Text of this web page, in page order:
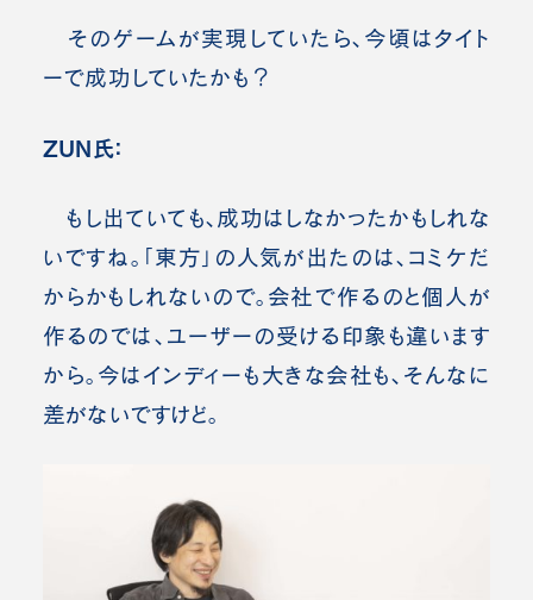
そのゲームが実現していたら、今頃はタイト
ーで成功していたかも？
ZUN氏：
もし出ていても、成功はしなかったかもしれな
いですね。「東方」の人気が出たのは、コミケだ
からかもしれないので。会社で作るのと個人が
作るのでは、ユーザーの受ける印象も違います
から。今はインディーも大きな会社も、そんなに
差がないですけど。